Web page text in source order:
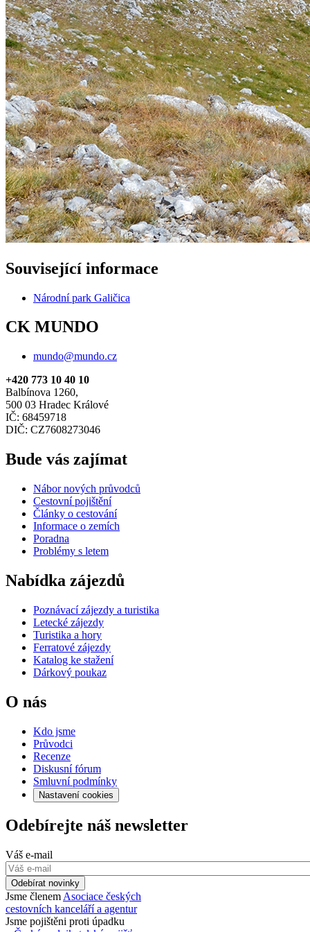
Související informace
Národní park Galičica
CK MUNDO
mundo@mundo.cz
+420 773 10 40 10
Balbínova 1260,
500 03 Hradec Králové
IČ: 68459718
DIČ: CZ7608273046
Bude vás zajímat
Nábor nových průvodců
Cestovní pojištění
Články o cestování
Informace o zemích
Poradna
Problémy s letem
Nabídka zájezdů
Poznávací zájezdy a turistika
Letecké zájezdy
Turistika a hory
Ferratové zájezdy
Katalog ke stažení
Dárkový poukaz
O nás
Kdo jsme
Průvodci
Recenze
Diskusní fórum
Smluvní podmínky
Nastavení cookies
Odebírejte náš newsletter
Váš e-mail
Odebírat novinky
Jsme členem Asociace českých
cestovních kanceláří a agentur
Jsme pojištěni proti úpadku